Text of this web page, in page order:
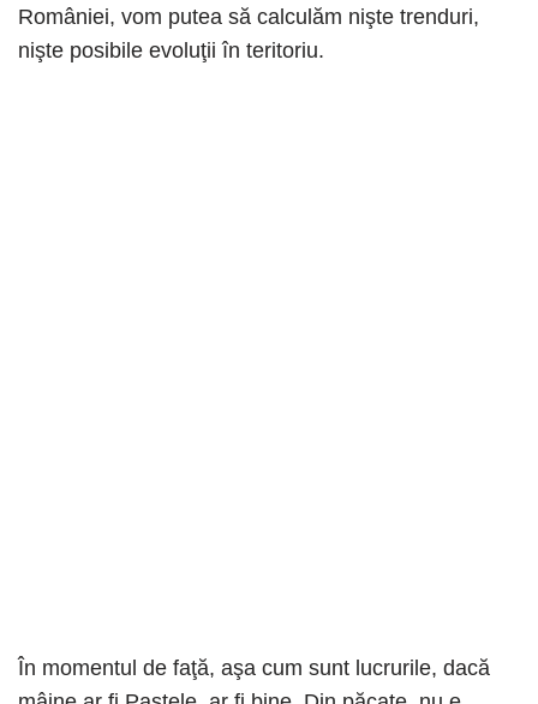
României, vom putea să calculăm nişte trenduri,
nişte posibile evoluţii în teritoriu.
În momentul de faţă, aşa cum sunt lucrurile, dacă